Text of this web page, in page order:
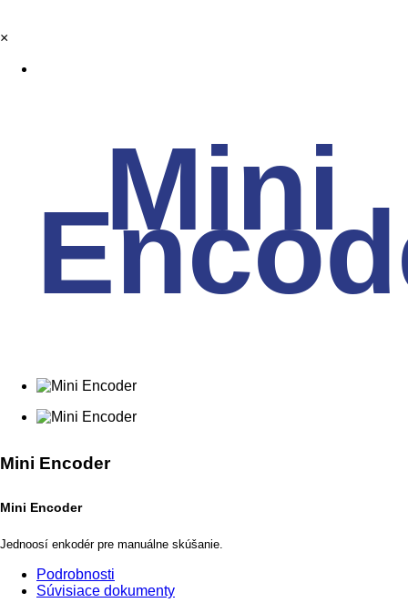
×
Mini
Mini Encoder
Mini Encoder
Jednoosí enkodér pre manuálne skúšanie.
Podrobnosti
Súvisiace dokumenty